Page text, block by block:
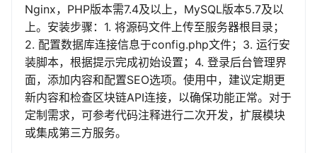
Nginx，PHP版本需7.4及以上，MySQL版本5.7及以
上。安装步骤：1. 将源码文件上传至服务器根目录；
2. 配置数据库连接信息于config.php文件；3. 运行安
装脚本，根据提示完成初始设置；4. 登录后台管理界
面，添加内容和配置SEO选项。使用中，建议定期更
新内容和检查区块链API连接，以确保功能正常。对于
定制需求，可参考代码注释进行二次开发，扩展模块
或集成第三方服务。